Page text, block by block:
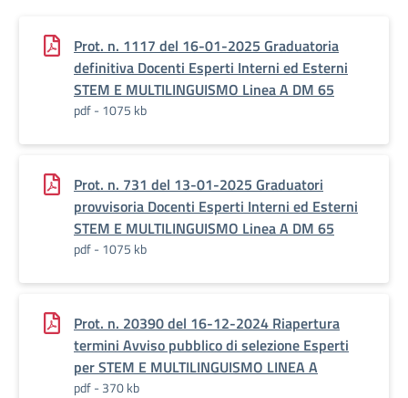
Prot. n. 1117 del 16-01-2025 Graduatoria
definitiva Docenti Esperti Interni ed Esterni
STEM E MULTILINGUISMO Linea A DM 65
pdf - 1075 kb
Prot. n. 731 del 13-01-2025 Graduatori
provvisoria Docenti Esperti Interni ed Esterni
STEM E MULTILINGUISMO Linea A DM 65
pdf - 1075 kb
Prot. n. 20390 del 16-12-2024 Riapertura
termini Avviso pubblico di selezione Esperti
per STEM E MULTILINGUISMO LINEA A
pdf - 370 kb